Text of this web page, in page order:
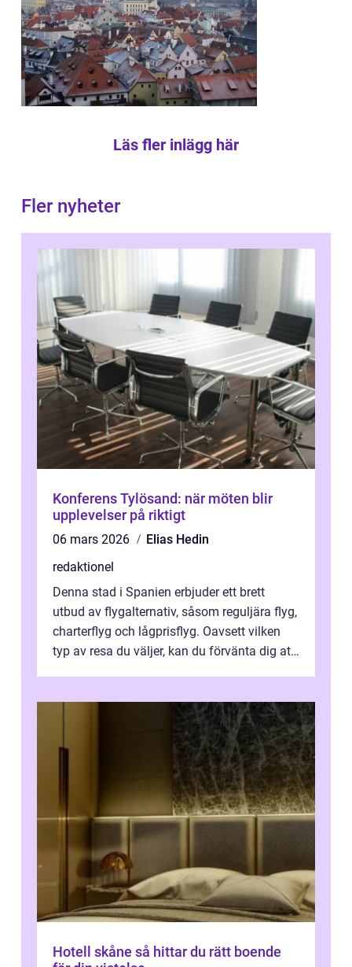
Läs fler inlägg här
Fler nyheter
Konferens Tylösand: när möten blir
upplevelser på riktigt
06 mars 2026
Elias Hedin
redaktionel
Denna stad i Spanien erbjuder ett brett
utbud av flygalternativ, såsom reguljära flyg,
charterflyg och lågprisflyg. Oavsett vilken
typ av resa du väljer, kan du förvänta dig att
Hotell skåne så hittar du rätt boende